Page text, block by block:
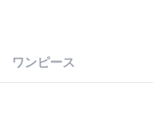
ワンピース